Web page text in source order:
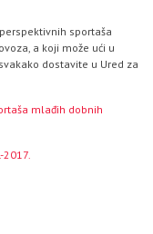
sportaša
a koji može ući u
dostavite u Ured za
mlađih dobnih
2017.